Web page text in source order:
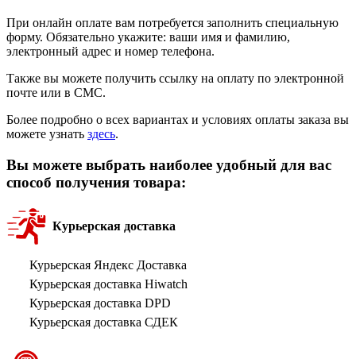
При онлайн оплате вам потребуется заполнить специальную
форму. Обязательно укажите: ваши имя и фамилию,
электронный адрес и номер телефона.
Также вы можете получить ссылку на оплату по электронной
почте или в СМС.
Более подробно о всех вариантах и условиях оплаты заказа вы
можете узнать здесь.
Вы можете выбрать наиболее удобный для вас
способ получения товара:
Курьерская доставка
Курьерская Яндекс Доставка
Курьерская доставка Hiwatch
Курьерская доставка DPD
Курьерская доставка СДЕК